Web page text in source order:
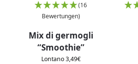
(16
Bewertungen)
Mix di germogli
“Smoothie”
Lontano3,49€